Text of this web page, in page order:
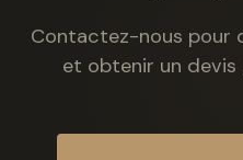
Contactez-nous pour
et obtenir un devis